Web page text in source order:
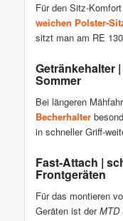
Für den Sitz-
weichen Polster-
sitzt man am RE
Getränkehalter
Sommer
Bei längeren
Becherhalter
in schneller Griff-
Fast-Attach |
Frontgeräten
Für das montieren
Geräten ist derMTD